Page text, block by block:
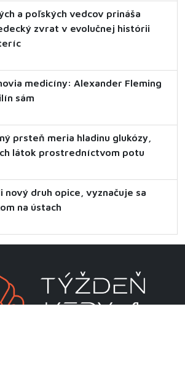
a poľských vedcov prináša
zvrat v evolučnej histórii
medicíny: Alexander Fleming
sám
prsteň meria hladinu glukózy,
látok prostredníctvom potu
nový druh opice, vyznačuje sa
na ústach